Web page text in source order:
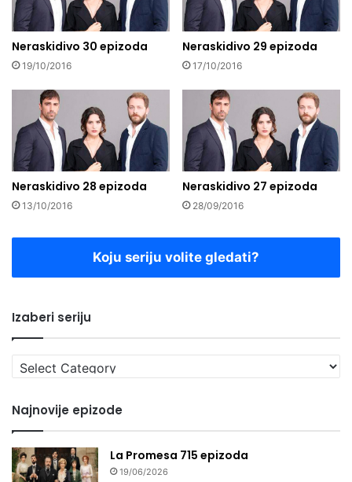
Neraskidivo 30 epizoda
19/10/2016
Neraskidivo 29 epizoda
17/10/2016
Neraskidivo 28 epizoda
13/10/2016
Neraskidivo 27 epizoda
28/09/2016
Koju seriju volite gledati?
Izaberi seriju
Izaberi
seriju
Najnovije epizode
La Promesa 715 epizoda
19/06/2026